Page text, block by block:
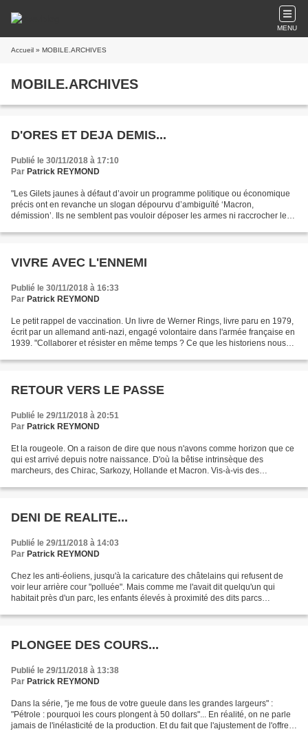
MENU
Accueil » MOBILE.ARCHIVES
MOBILE.ARCHIVES
D'ORES ET DEJA DEMIS...
Publié le 30/11/2018 à 17:10
Par Patrick REYMOND
"Les Gilets jaunes à défaut d’avoir un programme politique ou économique
précis ont en revanche un slogan dépourvu d’ambiguïté ‘Macron,
démission’. Ils ne semblent pas vouloir déposer les armes ni raccrocher leur
VIVRE AVEC L'ENNEMI
Publié le 30/11/2018 à 16:33
Par Patrick REYMOND
Le petit rappel de vaccination. Un livre de Werner Rings, livre paru en 1979,
écrit par un allemand anti-nazi, engagé volontaire dans l'armée française en
1939. "Collaborer et résister en même temps ? Ce que les historiens nous
RETOUR VERS LE PASSE
Publié le 29/11/2018 à 20:51
Par Patrick REYMOND
Et la rougeole. On a raison de dire que nous n'avons comme horizon que ce
qui est arrivé depuis notre naissance. D'où la bêtise intrinsèque des
marcheurs, des Chirac, Sarkozy, Hollande et Macron. Vis-à-vis des
DENI DE REALITE...
Publié le 29/11/2018 à 14:03
Par Patrick REYMOND
Chez les anti-éoliens, jusqu'à la caricature des châtelains qui refusent de
voir leur arrière cour "polluée". Mais comme me l'avait dit quelqu'un qui
habitait près d'un parc, les enfants élevés à proximité des dits parcs
PLONGEE DES COURS...
Publié le 29/11/2018 à 13:38
Par Patrick REYMOND
Dans la série, "je me fous de votre gueule dans les grandes largeurs" :
"Pétrole : pourquoi les cours plongent à 50 dollars"... En réalité, on ne parle
jamais de l'inélasticité de la production. Et du fait que l'ajustement de l'offre